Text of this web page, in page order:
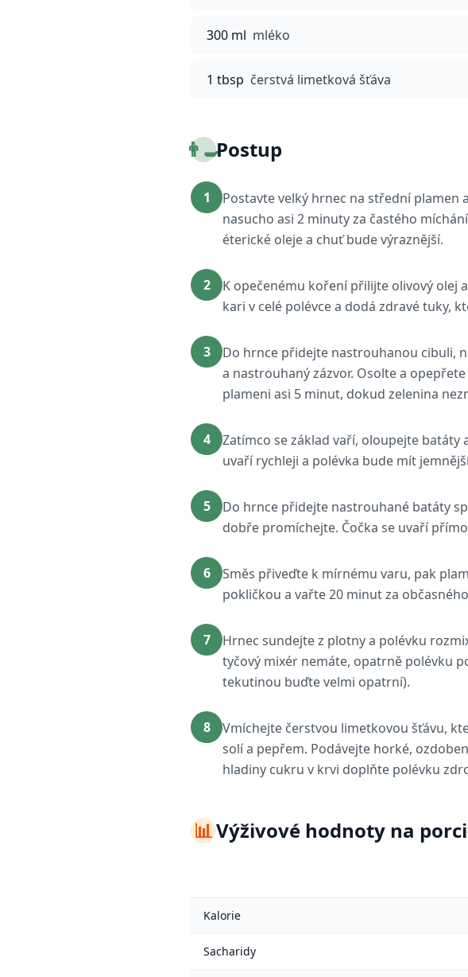
300 ml mléko
1 tbsp čerstvá limetková šťáva
👨‍🍳Postup
1
Postavte velký hrnec na střední
nasucho asi 2 minuty za častého
éterické oleje a chuť bude výraznější.
2
K opečenému koření přilijte olivový olej
kari v celé polévce a dodá zdravé tuky,
3
Do hrnce přidejte nastrouhanou cibuli,
a nastrouhaný zázvor. Osolte a
plameni asi 5 minut, dokud zelenina
4
Zatímco se základ vaří, oloupejte
uvaří rychleji a polévka bude mít
5
Do hrnce přidejte nastrouhané batáty
dobře promíchejte. Čočka se uvaří
6
Směs přiveďte k mírnému varu, pak
pokličkou a vařte 20 minut za
7
Hrnec sundejte z plotny a polévku
tyčový mixér nemáte, opatrně polévku
tekutinou buďte velmi opatrní).
8
Vmíchejte čerstvou limetkovou šťávu,
solí a pepřem. Podávejte horké,
hladiny cukru v krvi doplňte polévku
📊Výživové hodnoty na porci
Kalorie
Sacharidy